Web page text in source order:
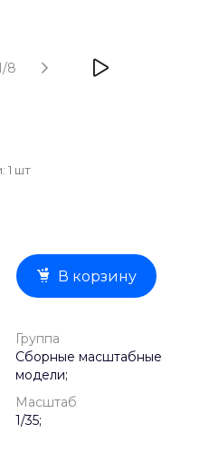
8
1 шт
В корзину
Группа
Сборные масштабные
модели;
Масштаб
1/35;